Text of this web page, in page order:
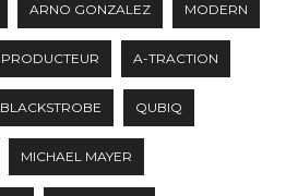
ARNO GONZALEZ MODERN
PRODUCTEUR A-TRACTION
BLACKSTROBE QUBIQ
MICHAEL MAYER